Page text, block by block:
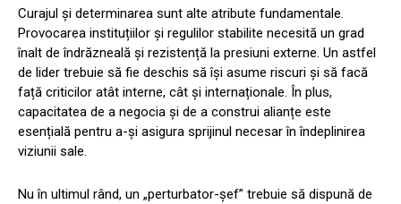
Curajul și determinarea sunt alte atribute fundamentale.
Provocarea instituțiilor și regulilor stabilite necesită un grad
înalt de îndrăzneală și rezistență la presiuni externe. Un astfel
de lider trebuie să fie deschis să își asume riscuri și să facă
față criticilor atât interne, cât și internaționale. În plus,
capacitatea de a negocia și de a construi alianțe este
esențială pentru a-și asigura sprijinul necesar în îndeplinirea
viziunii sale.
Nu în ultimul rând, un „perturbator-șef” trebuie să dispună de